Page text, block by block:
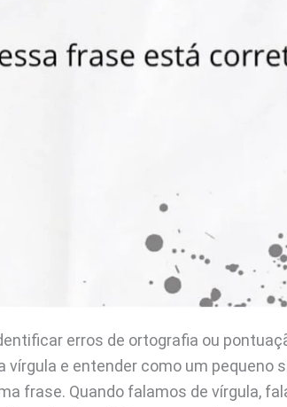
erros de ortografia ou
e entender como um pequeno
frase. Quando falamos de vírgula,